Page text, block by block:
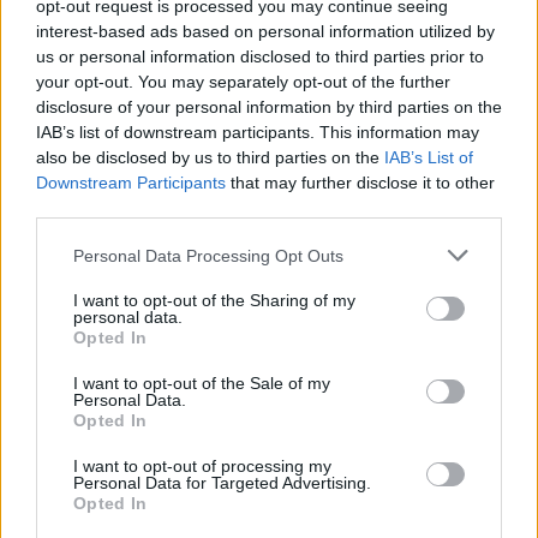
opt-out request is processed you may continue seeing
interest-based ads based on personal information utilized by
us or personal information disclosed to third parties prior to
your opt-out. You may separately opt-out of the further
disclosure of your personal information by third parties on the
IAB’s list of downstream participants. This information may
also be disclosed by us to third parties on the IAB’s List of
Downstream Participants that may further disclose it to other
Personal Data Processing Opt Outs
I want to opt-out of the Sharing of my
personal data.
Opted In
I want to opt-out of the Sale of my
Personal Data.
Opted In
I want to opt-out of processing my
Personal Data for Targeted Advertising.
Opted In
Restez flexible face aux changements et ne craignez
pas de sortir de votre zone de confort. C’est aussi un
bon moment pour partager vos aspirations avec
sincérité, ce qui pourrait ouvrir la voie à des
rencontres inspirantes.
l’honneur. Vous êtes encouragé à prendre du recul
pour mieux analyser vos objectifs et vos démarches.
La patience vous permettra de faire avancer vos
pas vous laisser envahir par la pression ou le souci du
perfectionnement. Accordez-vous également des
votre bien-être intérieur.